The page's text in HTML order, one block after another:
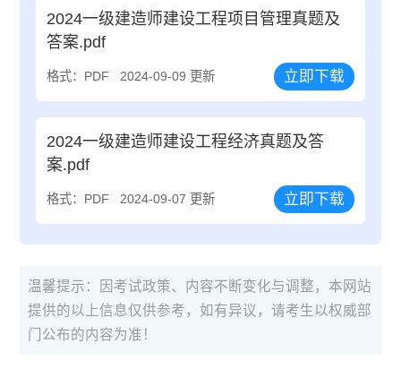
2024一级建造师建设工程项目管理真题及
答案.pdf
格式：PDF 2024-09-09 更新 立即下载
2024一级建造师建设工程经济真题及答
案.pdf
格式：PDF 2024-09-07 更新 立即下载
温馨提示：因考试政策、内容不断变化与调整，本网站
提供的以上信息仅供参考，如有异议，请考生以权威部
门公布的内容为准！